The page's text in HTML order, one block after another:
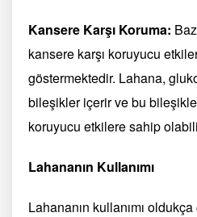
Kansere Karşı Koruma:
kansere karşı koruyucu
göstermektedir. Lahana,
bileşikler içerir ve bu
koruyucu etkilere sahip
Lahananın Kullanımı
Lahananın kullanımı